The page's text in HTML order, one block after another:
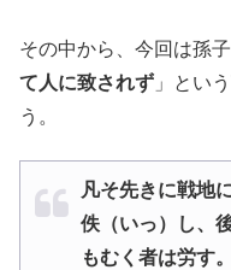
その中から、今回は孫子
て人に致されず 」とい
う。
凡そ先きに戦地
佚（いっ）し、
もむく者は労す。